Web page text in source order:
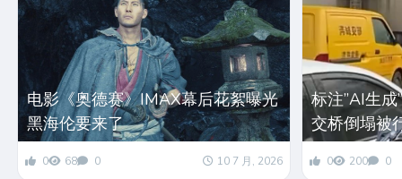
电影《奥德赛》IMAX幕后花絮曝光
黑海伦要来了
0 68 0 10 7 月, 2026
标注”AI生
交桥倒塌被
0 200 0